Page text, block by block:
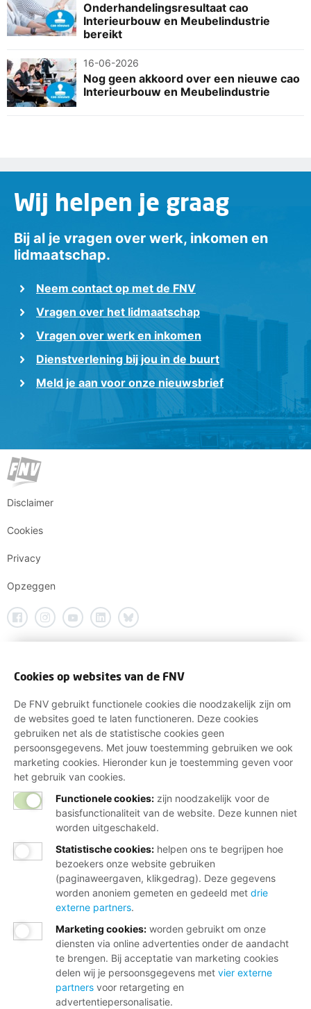
Onderhandelingsresultaat cao
Interieurbouw en Meubelindustrie
bereikt
16-06-2026
Nog geen akkoord over een nieuwe cao
Interieurbouw en Meubelindustrie
Wij helpen je graag
Bij al je vragen over werk, inkomen en
lidmaatschap.
Neem contact op met de FNV
Vragen over het lidmaatschap
Vragen over werk en inkomen
Dienstverlening bij jou in de buurt
Meld je aan voor onze nieuwsbrief
Disclaimer
Cookies
Privacy
Opzeggen
Cookies op websites van de FNV
De FNV gebruikt functionele cookies die noodzakelijk zijn om
de websites goed te laten functioneren. Deze cookies
gebruiken net als de statistische cookies geen
persoonsgegevens. Met jouw toestemming gebruiken we ook
marketing cookies. Hieronder kun je toestemming geven voor
het gebruik van cookies.
Functionele cookies: zijn noodzakelijk voor de
basisfunctionaliteit van de website. Deze kunnen niet
worden uitgeschakeld.
Statistische cookies: helpen ons te begrijpen hoe
bezoekers onze website gebruiken
(paginaweergaven, klikgedrag). Deze gegevens
worden anoniem gemeten en gedeeld met drie
externe partners.
Marketing cookies: worden gebruikt om onze
diensten via online advertenties onder de aandacht
te brengen. Bij acceptatie van marketing cookies
delen wij je persoonsgegevens met vier externe
partners voor retargeting en
advertentiepersonalisatie.